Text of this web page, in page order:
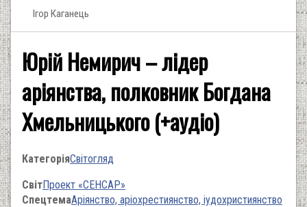
Ігор Каганець
Юрій Немирич – лідер
аріянства, полковник Богдана
Хмельницького (+аудіо)
КатегоріяСвітогляд
СвітПроект «СЕНСАР»
СпецтемаАріянство, аріохрестиянство, іудохристиянство